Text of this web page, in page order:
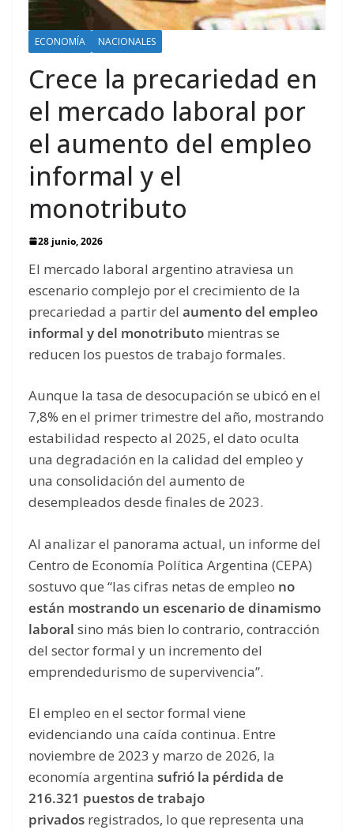
ECONOMÍA NACIONALES
Crece la precariedad en
el mercado laboral por
el aumento del empleo
informal y el
monotributo
28 junio, 2026
El mercado laboral argentino atraviesa un
escenario complejo por el crecimiento de la
precariedad a partir del aumento del empleo
informal y del monotributo mientras se
reducen los puestos de trabajo formales.
Aunque la tasa de desocupación se ubicó en el
7,8% en el primer trimestre del año, mostrando
estabilidad respecto al 2025, el dato oculta
una degradación en la calidad del empleo y
una consolidación del aumento de
desempleados desde finales de 2023.
Al analizar el panorama actual, un informe del
Centro de Economía Política Argentina (CEPA)
sostuvo que “las cifras netas de empleo no
están mostrando un escenario de dinamismo
laboral sino más bien lo contrario, contracción
del sector formal y un incremento del
emprendedurismo de supervivencia”.
El empleo en el sector formal viene
evidenciando una caída continua. Entre
noviembre de 2023 y marzo de 2026, la
economía argentina sufrió la pérdida de
216.321 puestos de trabajo
privados registrados, lo que representa una